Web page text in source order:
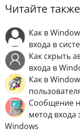
Читайте также
Как в
входа в
Как скрыть
входа в
Как в
Сообщение
метод входа
Windows